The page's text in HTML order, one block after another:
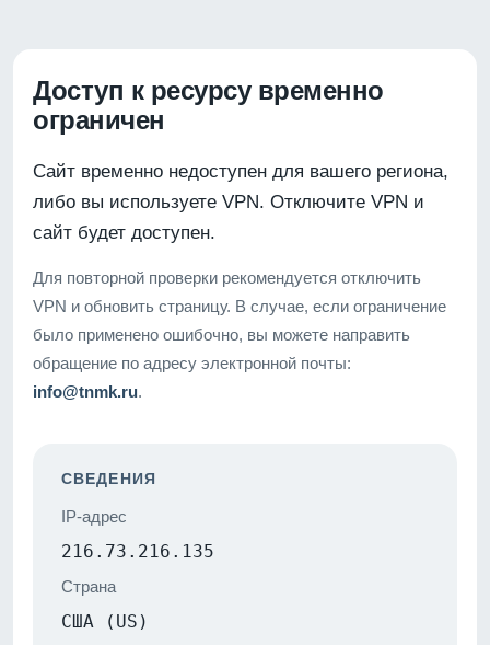
Доступ к ресурсу временно
ограничен
Сайт временно недоступен для вашего региона,
либо вы используете VPN. Отключите VPN и
сайт будет доступен.
Для повторной проверки рекомендуется отключить
VPN и обновить страницу. В случае, если ограничение
было применено ошибочно, вы можете направить
обращение по адресу электронной почты:
info@tnmk.ru.
СВЕДЕНИЯ
IP-адрес
216.73.216.135
Страна
США (US)